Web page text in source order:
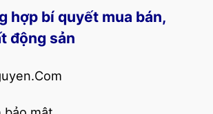
hợp bí quyết mua bán,
động sản